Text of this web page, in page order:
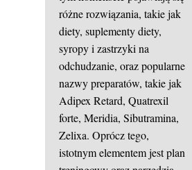
różne rozwiązania, takie jak
diety, suplementy diety,
syropy i zastrzyki na
odchudzanie, oraz popularne
nazwy preparatów, takie jak
Adipex Retard, Quatrexil
forte, Meridia, Sibutramina,
Zelixa. Oprócz tego,
istotnym elementem jest plan